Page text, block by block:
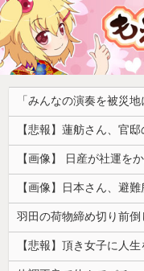
【画像】 日産が社運を